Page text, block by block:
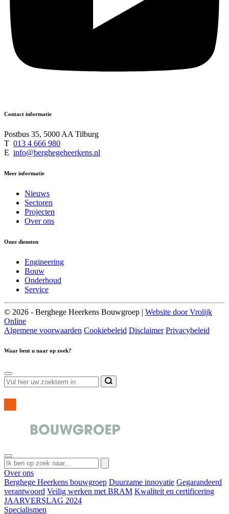
Contact informatie
Postbus 35, 5000 AA Tilburg
T 013 4 666 980
E info@berghegeheerkens.nl
Meer informatie
Nieuws
Sectoren
Projecten
Over ons
Onze diensten
Engineering
Bouw
Onderhoud
Service
© 2026 - Berghege Heerkens Bouwgroep | Website door Vrolijk
Online
Algemene voorwaarden Cookiebeleid Disclaimer Privacybeleid
Waar bent u naar op zoek?
Over ons
Berghege Heerkens bouwgroep Duurzame innovatie Gegarandeerd
verantwoord Veilig werken met BRAM Kwaliteit en certificering
JAARVERSLAG 2024
Specialismen